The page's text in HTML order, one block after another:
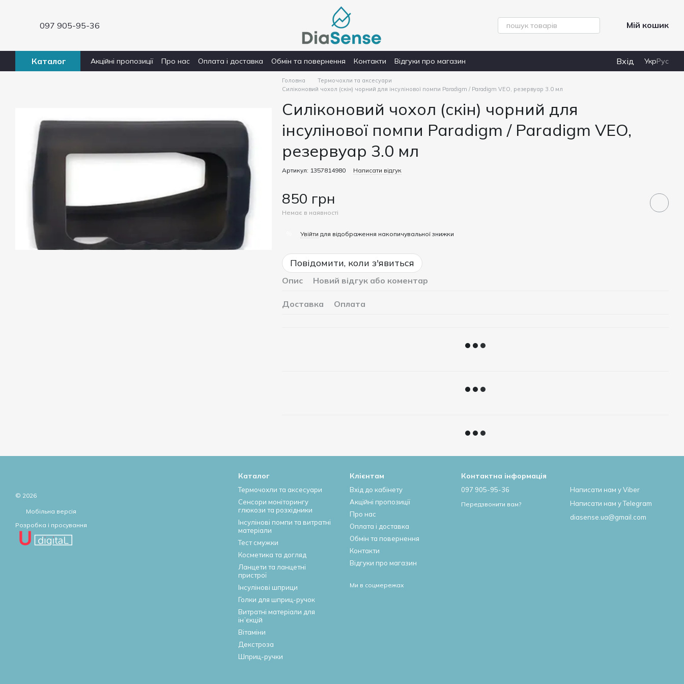
097 905-95-36 Мій кошик
Каталог Акційні пропозиції Про нас Оплата і доставка Обмін та повернення Контакти Відгуки про магазин Вхід УкрРус
Головна
Термочохли та аксесуари
Силіконовий чохол (скін) чорний для інсулінової помпи Paradigm / Paradigm VEO, резервуар 3.0 мл
Силіконовий чохол (скін) чорний для
інсулінової помпи Paradigm / Paradigm VEO,
резервуар 3.0 мл
Артикул: 1357814980 Написати відгук
850 грн
Немає в наявності
Увійти для відображення накопичувальної знижки
Повідомити, коли з'явиться
Опис Новий відгук або коментар
Доставка Оплата
© 2026
Мобільна версія
Розробка і просування
Каталог
Термочохли та аксесуари
Сенсори моніторингу
глюкози та розхідники
Інсулінові помпи та витратні
матеріали
Тест смужки
Косметика та догляд
Ланцети та ланцетні
пристрої
Інсулінові шприци
Голки для шприц-ручок
Витратні матеріали для
інʼєкцій
Вітаміни
Декстроза
Шприц-ручки
Клієнтам
Вхід до кабінету
Акційні пропозиції
Про нас
Оплата і доставка
Обмін та повернення
Контакти
Відгуки про магазин
Ми в соцмережах
Контактна інформація
097 905-95-36
Передзвонити вам?
Написати нам у Viber
Написати нам у Telegram
diasense.ua@gmail.com